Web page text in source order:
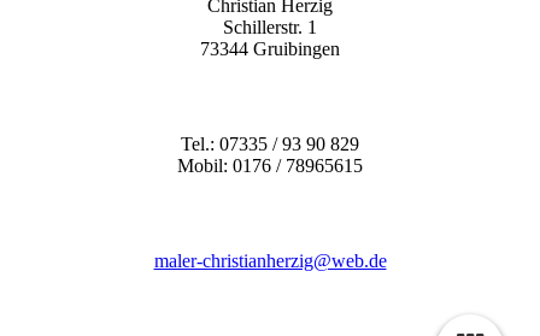
Christian Herzig
Schillerstr. 1
73344 Gruibingen
Tel.: 07335 / 93 90 829
Mobil: 0176 / 78965615
maler-christianherzig@web.de